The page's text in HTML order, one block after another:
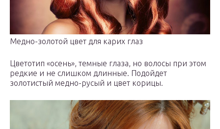
Медно-золотой цвет для карих глаз
Цветотип «осень», темные глаза, но волосы при этом
редкие и не слишком длинные. Подойдет
золотистый медно-русый и цвет корицы.